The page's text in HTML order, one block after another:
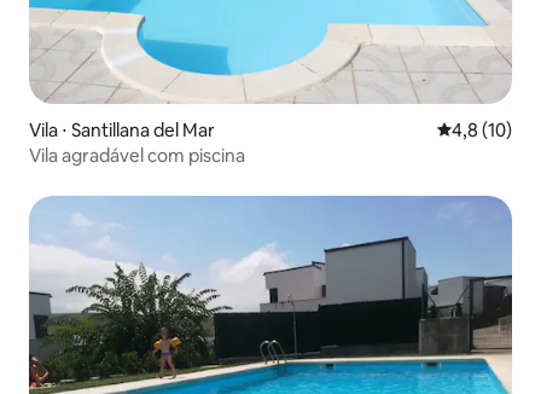
Vila ⋅ Santillana del Mar 4,8 de uma
4,8 (10)
Vila agradável com piscina